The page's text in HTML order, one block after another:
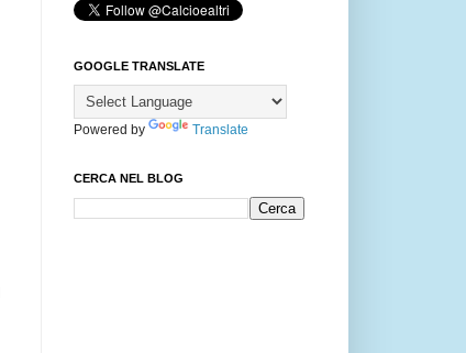
GOOGLE TRANSLATE
Powered by Translate
CERCA NEL BLOG